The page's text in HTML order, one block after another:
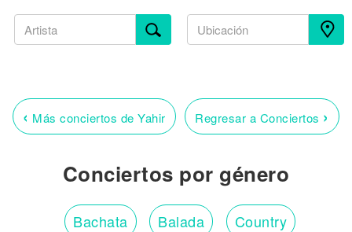
‹ Más conciertos de Yahir Regresar a Conciertos ›
Conciertos por género
Bachata Balada Country